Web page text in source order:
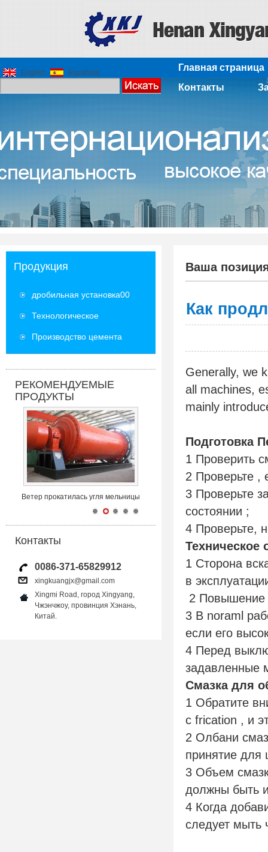
English Española
Главная страница
Контакты
Продукция
дробильная установка00
Технологическое
оборудование
Производство цемента
РЕКОМЕНДУЕМЫЕ
ПРОДУКТЫ
Ветер прокатилась угля мельницы
Контакты
0086-371-65829912
xingkuangjx@gmail.com
Xingmi Road, город Xingyang,
Чжэнчжоу, провинция Хэнань,
Китай.
Ваша
Как
Generally, we
all machines,
mainly
Подготовка
1 Проверить
2 Проверьте ,
3 Проверьте
состоянии ;
4 Проверьте,
Техническое
1 Сторона
в
2 Повышение
3 В noraml
если его
4 Перед
задавленные
Смазка для
1 Обратите
с frication , и
2 Олбани
принятие для
3 Объем
должны быть
4 Когда
следует мыть